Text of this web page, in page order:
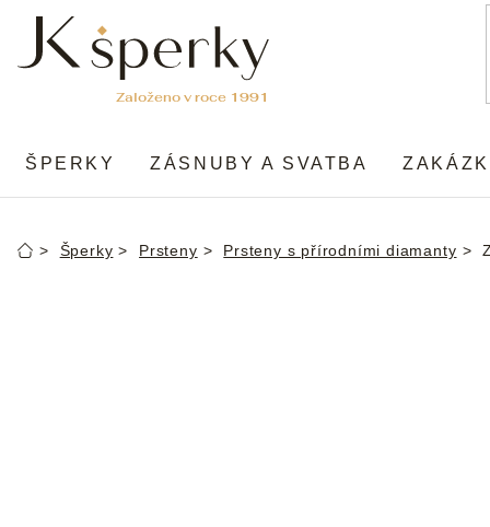
obsah
ŠPERKY ZÁSNUBY A SVATBA
DomůŠperky Prsteny Prsteny s přírodními diamanty